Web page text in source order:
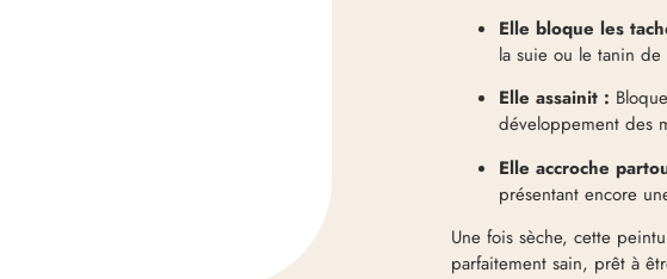
Elle bloque les
la suie ou le tanin de
Elle assainit :
développement des
Elle accroche
présentant encore
Une fois sèche, cette
parfaitement sain, prêt à